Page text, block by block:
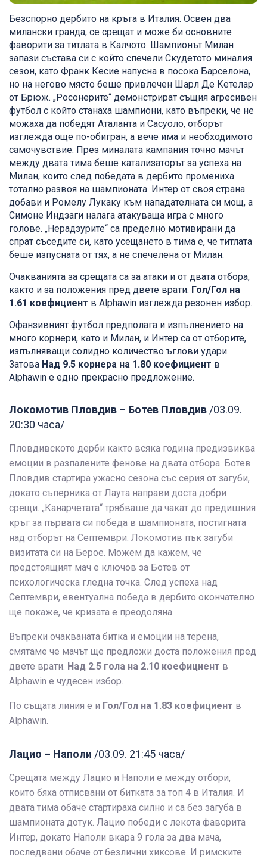
Безспорно дербито на кръга в Италия. Освен два
милански гранда, се срещат и може би основните
фаворити за титлата в Калчото. Шампионът Милан
запази състава си с който спечели Скудетото миналия
сезон, като Франк Кесие напусна в посока Барселона,
но на негово място беше привлечен Шарл Де Кетелар
от Брюж. „Росонерите“ демонстрират същия агресивен
футбол с който станаха шампиони, като въпреки, че не
можаха да победят Аталанта и Сасуоло, отборът
изглежда още по-обигран, а вече има и необходимото
самочувствие. През миналата кампания точно мачът
между двата тима беше катализаторът за успеха на
Милан, които след победата в дербито промениха
тотално развоя на шампионата. Интер от своя страна
добави и Ромелу Лукаку към нападателната си мощ, а
Симоне Индзаги налага атакуваща игра с много
голове. „Нерадзурите“ са пределно мотивирани да
спрат съседите си, като усещането в тима е, че титлата
беше изпусната от тях, а не спечелена от Милан.
Очакванията за срещата са за атаки и от двата отбора,
както и за положения пред двете врати. Гол/Гол на
1.61 коефициент в Alphawin изглежда резонен избор.
Офанзивният футбол предполага и изпълнението на
много корнери, като и Милан, и Интер са от отборите,
изпълняващи солидно количество ъглови удари.
Затова Над 9.5 корнера на 1.80 коефициент в
Alphawin е едно прекрасно предложение.
Локомотив Пловдив – Ботев Пловдив /03.09.
20:30 часа/
Пловдивското дерби както всяка година предизвиква
емоции в разпалените фенове на двата отбора. Ботев
Пловдив стартира ужасно сезона със серия от загуби,
докато съперника от Лаута направи доста добри
срещи. „Канарчетата“ трябваше да чакат до предишния
кръг за първата си победа в шампионата, постигната
над отборът на Септември. Локомотив пък загуби
визитата си на Берое. Можем да кажем, че
предстоящият мач е ключов за Ботев от
психологическа гледна точка. След успеха над
Септември, евентуална победа в дербито окончателно
ще покаже, че кризата е преодоляна.
Въпреки очакваната битка и емоции на терена,
смятаме че мачът ще предложи доста положения пред
двете врати. Над 2.5 гола на 2.10 коефициент в
Alphawin е чудесен избор.
По същата линия е и Гол/Гол на 1.83 коефициент в
Alphawin.
Лацио – Наполи /03.09. 21:45 часа/
Срещата между Лацио и Наполи е между отбори,
които бяха отписвани от битката за топ 4 в Италия. И
двата тима обаче стартираха силно и са без загуба в
шампионата дотук. Лацио победи с лекота фаворита
Интер, докато Наполи вкара 9 гола за два мача,
последвани обаче от безлични хиксове. И римските